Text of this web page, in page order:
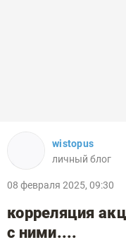
wistopus
личный блог
08 февраля 2025, 09:30
корреляция
с ними....